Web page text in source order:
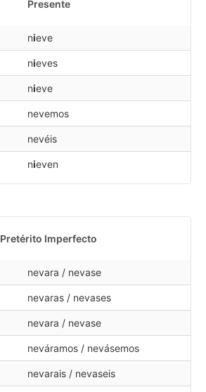
Presente
nieve
nieves
nieve
nevemos
nevéis
nieven
Pretérito Imperfecto
nevara / nevase
nevaras / nevases
nevara / nevase
neváramos / nevásemos
nevarais / nevaseis